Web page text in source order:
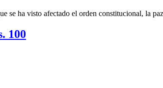
se ha visto afectado el orden constitucional, la
100